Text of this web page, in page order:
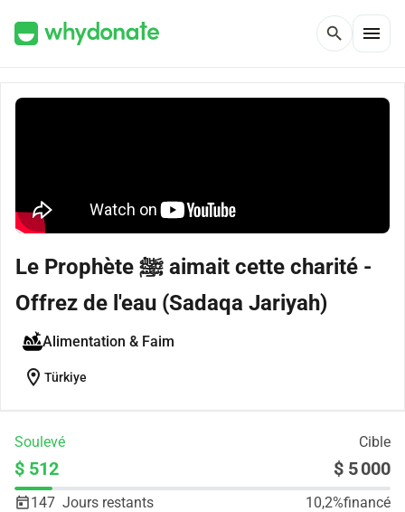
search menu
Le Prophète ﷺ aimait cette charité -
Offrez de l'eau (Sadaqa Jariyah)
Alimentation & Faim
location_on Türkiye
Soulevé Cible
$ 512 $ 5 000
147 Jours restants 10,2%financé